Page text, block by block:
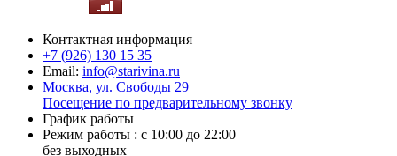
Контактная информация
+7 (926) 130 15 35
Email: info@starivina.ru
Москва, ул. Свободы 29
Посещение по предварительному звонку
График работы
Режим работы : с 10:00 до 22:00
без выходных